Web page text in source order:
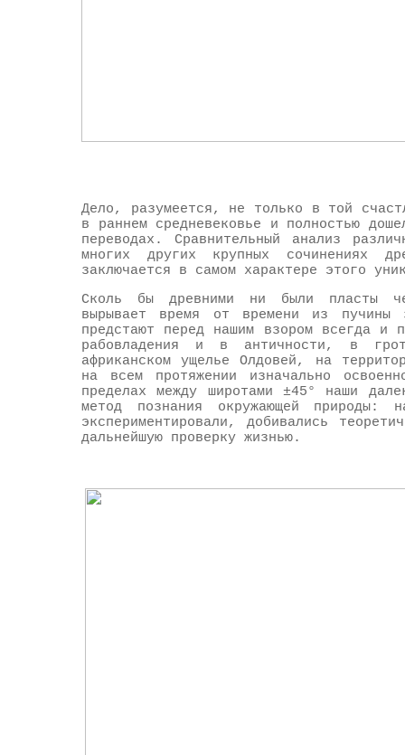
Дело, разумеется, не только в той
в раннем средневековье и полностью
переводах. Сравнительный анализ
многих других крупных сочинениях
заключается в самом характере этого
Сколь бы древними ни были пласты
вырывает время от времени из пучины
предстают перед нашим взором всегда
рабовладения и в античности, в
африканском ущелье Олдовей, на
на всем протяжении изначально
пределах между широтами ±45° наши
метод познания окружающей природы:
экспериментировали, добивались
дальнейшую проверку жизнью.